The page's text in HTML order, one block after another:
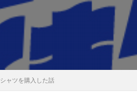
ャツを購入した話